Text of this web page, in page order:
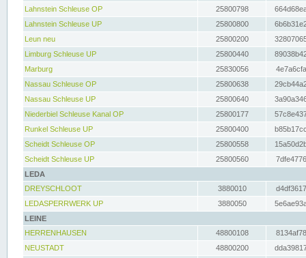
Lahnstein Schleuse OP
25800798
Lahnstein Schleuse UP
25800800
Leun neu
25800200
Limburg Schleuse UP
25800440
Marburg
25830056
Nassau Schleuse OP
25800638
Nassau Schleuse UP
25800640
Niederbiel Schleuse Kanal OP
25800177
Runkel Schleuse UP
25800400
Scheidt Schleuse OP
25800558
Scheidt Schleuse UP
25800560
LEDA
DREYSCHLOOT
3880010
LEDASPERRWERK UP
3880050
LEINE
HERRENHAUSEN
48800108
NEUSTADT
48800200